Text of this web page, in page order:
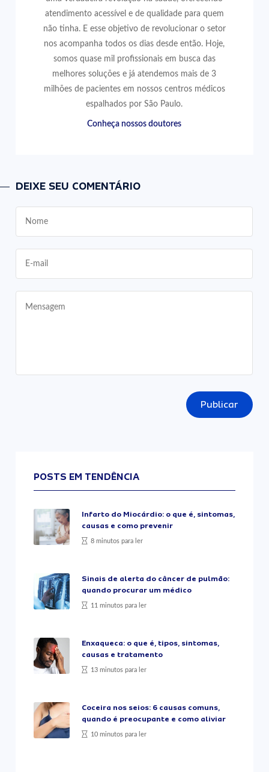
atendimento acessível e de qualidade para quem
não tinha. E esse objetivo de revolucionar o setor
nos acompanha todos os dias desde então. Hoje,
somos quase mil profissionais em busca das
melhores soluções e já atendemos mais de 3
milhões de pacientes em nossos centros médicos
espalhados por São Paulo.
Conheça nossos doutores
DEIXE SEU COMENTÁRIO
Publicar
POSTS EM TENDÊNCIA
Infarto do Miocárdio: o que é, sintomas,
causas e como prevenir
8 minutos para ler
Sinais de alerta do câncer de pulmão:
quando procurar um médico
11 minutos para ler
Enxaqueca: o que é, tipos, sintomas,
causas e tratamento
13 minutos para ler
Coceira nos seios: 6 causas comuns,
quando é preocupante e como aliviar
10 minutos para ler